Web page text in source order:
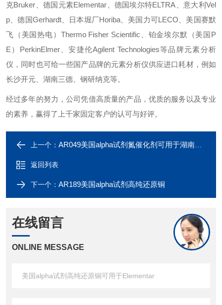
克Bruker、德国元素Elementar、德国埃尔特ELTRA、意大利Vel
p、德国Gerhardt、日本堀厂Horiba、美国力可LECO、美国赛默
飞（美国热电）Thermo Fisher Scientific、铂金埃尔默（美国P
E）PerkinElmer、安捷伦Agilent Technologies等品牌元素分析
仪，同时也可给一些国产品牌的元素分析仪供应进口耗材，例如
长沙开元、湖南三德、钢研纳克等。
经过多年的努力，公司凭借高质量的产品，优质的服务以及专业
的素养，赢得了上千家固定客户的认可与好评。
上一个： AR049美国alpha试剂氮催化剂可用于湖南三德仪器
返回列表
下一个： AR189美国alpha试剂高纯还原铜
在线留言
ONLINE MESSAGE